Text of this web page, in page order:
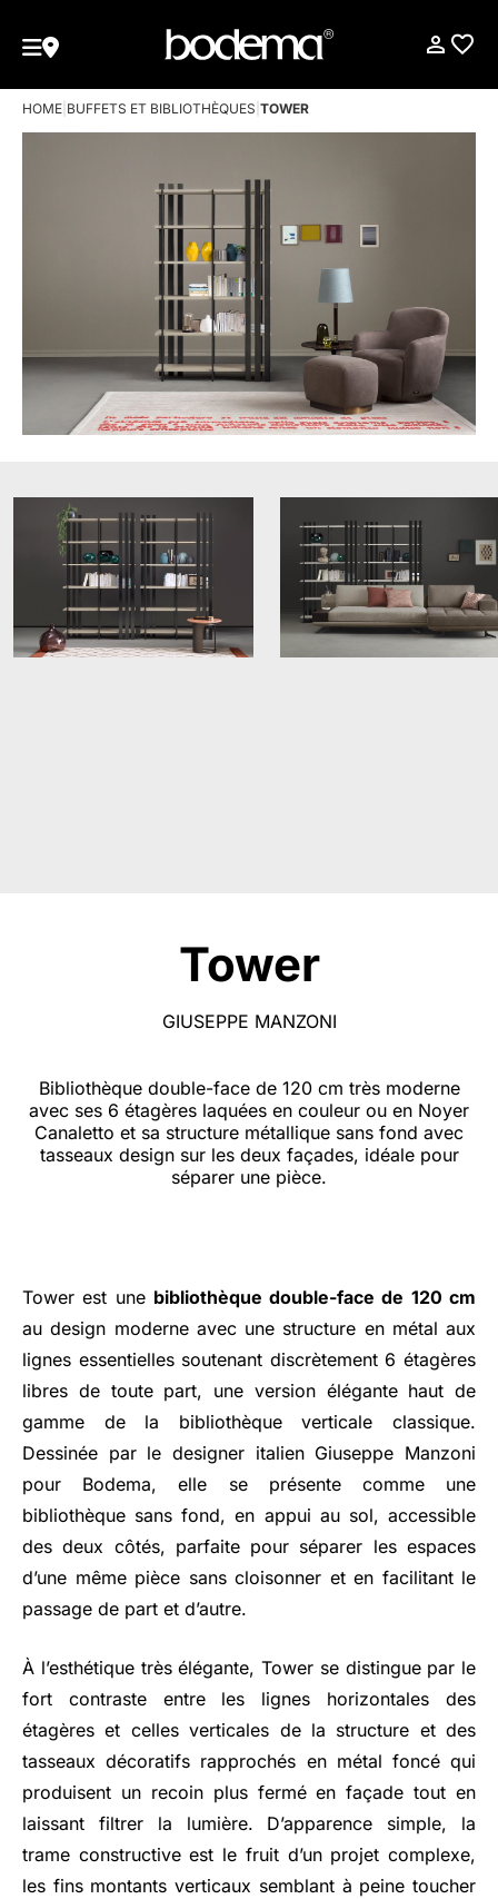
HOME BUFFETS ET BIBLIOTHÈQUES TOWER
Tower
GIUSEPPE MANZONI
Bibliothèque double-face de 120 cm très moderne
avec ses 6 étagères laquées en couleur ou en Noyer
Canaletto et sa structure métallique sans fond avec
tasseaux design sur les deux façades, idéale pour
séparer une pièce.
Tower est une bibliothèque double-face de 120 cm
au design moderne avec une structure en métal aux
lignes essentielles soutenant discrètement 6 étagères
libres de toute part, une version élégante haut de
gamme de la bibliothèque verticale classique.
Dessinée par le designer italien Giuseppe Manzoni
pour Bodema, elle se présente comme une
bibliothèque sans fond, en appui au sol, accessible
des deux côtés, parfaite pour séparer les espaces
d’une même pièce sans cloisonner et en facilitant le
passage de part et d’autre.
À l’esthétique très élégante, Tower se distingue par le
fort contraste entre les lignes horizontales des
étagères et celles verticales de la structure et des
tasseaux décoratifs rapprochés en métal foncé qui
produisent un recoin plus fermé en façade tout en
laissant filtrer la lumière. D’apparence simple, la
trame constructive est le fruit d’un projet complexe,
les fins montants verticaux semblant à peine toucher